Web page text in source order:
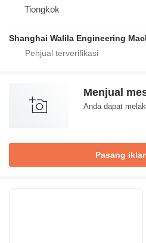
Tiongkok
Shanghai Walila Engineering
Menjual
Anda dapat
Pasang